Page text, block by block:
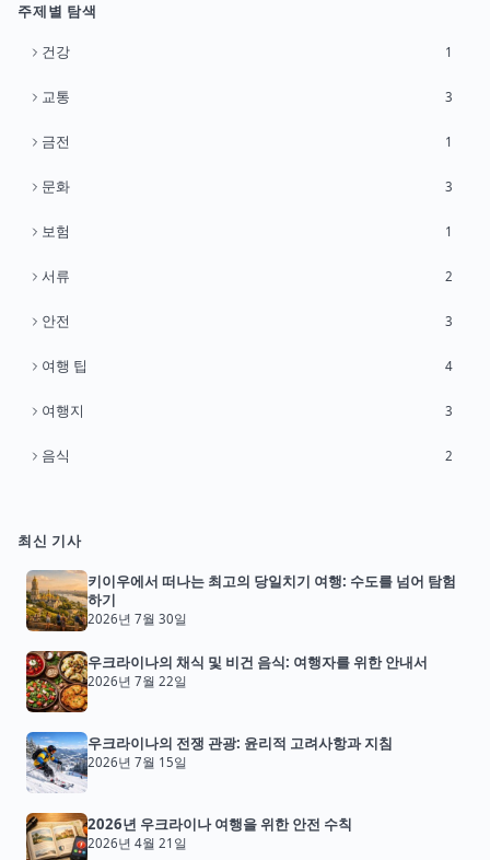
주제별 탐색
건강 1
교통 3
금전 1
문화 3
보험 1
서류 2
안전 3
여행 팁 4
여행지 3
음식 2
최신 기사
키이우에서 떠나는 최고의 당일치기 여행: 수도를 넘어 탐험
하기
2026년 7월 30일
우크라이나의 채식 및 비건 음식: 여행자를 위한 안내서
2026년 7월 22일
우크라이나의 전쟁 관광: 윤리적 고려사항과 지침
2026년 7월 15일
2026년 우크라이나 여행을 위한 안전 수칙
2026년 4월 21일